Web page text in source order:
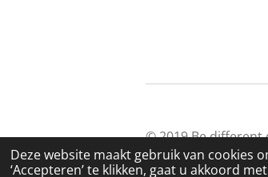
Deze website maakt gebruik van cookies
‘Accepteren’ te klikken, gaat u akkoord
© 2019 Be